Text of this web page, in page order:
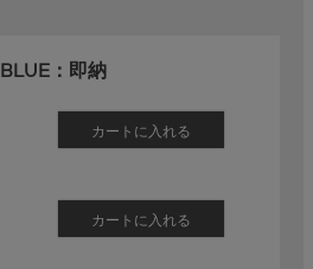
BLUE：即納
カートに入れる
カートに入れる